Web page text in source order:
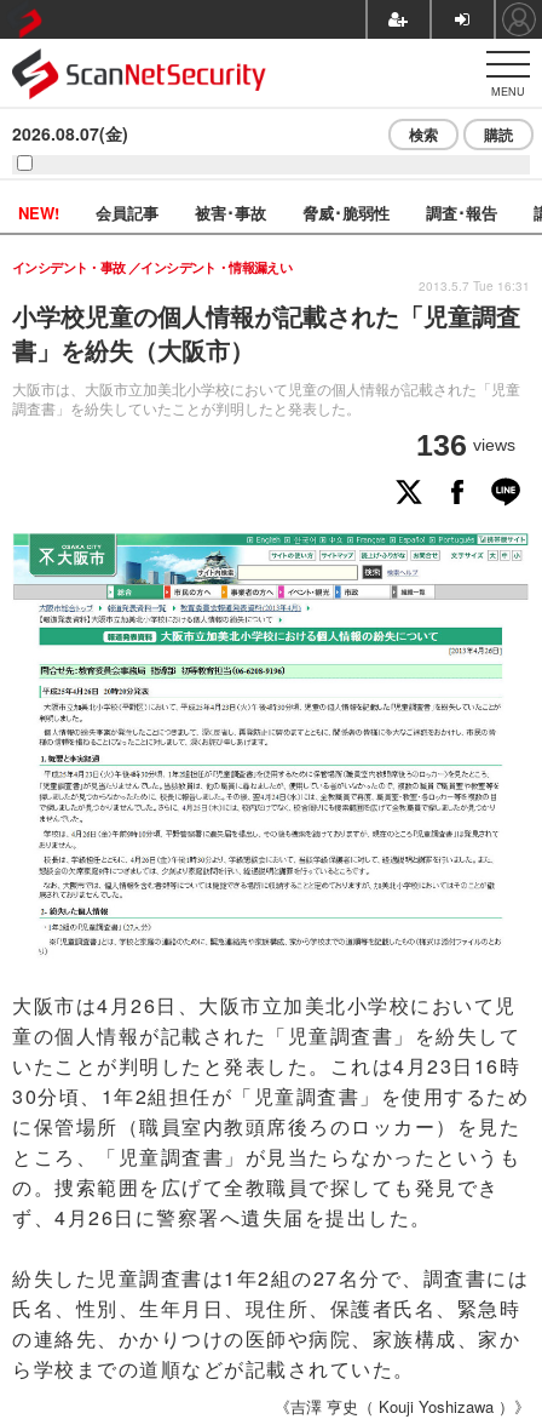
MENU
2026.08.07(金) 検索 購読
NEW! 会員記事 被害･事故 脅威･脆弱性 調査･報告
小学校児童の個人情報が記載された「児童調査
書」を紛失（大阪市）
大阪市は、大阪市立加美北小学校において児童の個人情報が記載された「児童
調査書」を紛失していたことが判明したと発表した。
インシデント・事故 インシデント・情報漏えい
136 views
2013.5.7 Tue 16:31
大阪市は4月26日、大阪市立加美北小学校において児
童の個人情報が記載された「児童調査書」を紛失して
いたことが判明したと発表した。これは4月23日16時
30分頃、1年2組担任が「児童調査書」を使用するため
に保管場所（職員室内教頭席後ろのロッカー）を見た
ところ、「児童調査書」が見当たらなかったというも
の。捜索範囲を広げて全教職員で探しても発見でき
ず、4月26日に警察署へ遺失届を提出した。
紛失した児童調査書は1年2組の27名分で、調査書には
氏名、性別、生年月日、現住所、保護者氏名、緊急時
の連絡先、かかりつけの医師や病院、家族構成、家か
ら学校までの道順などが記載されていた。
《吉澤 亨史（ Kouji Yoshizawa ）》